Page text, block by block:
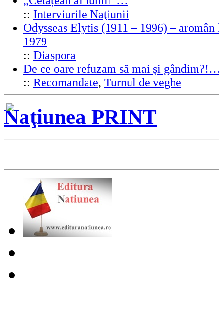
:: Interviurile Naţiunii
Odysseas Elytis (1911 – 1996) –
1979
:: Diaspora
De ce oare refuzam să mai și
:: Recomandate, Turnul de veghe
Naţiunea PRINT